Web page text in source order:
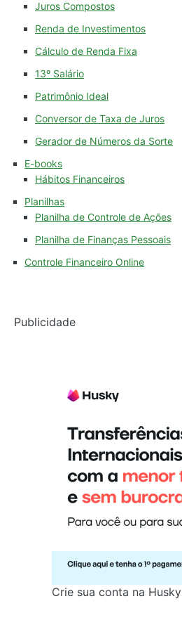
Juros Compostos
Renda de Investimentos
Cálculo de Renda Fixa
13º Salário
Patrimônio Ideal
Conversor de Taxa de Juros
Gerador de Números da Sorte
E-books
Hábitos Financeiros
Planilhas
Planilha de Controle de Ações
Planilha de Finanças Pessoais
Controle Financeiro Online
Publicidade
Crie sua conta na Husky